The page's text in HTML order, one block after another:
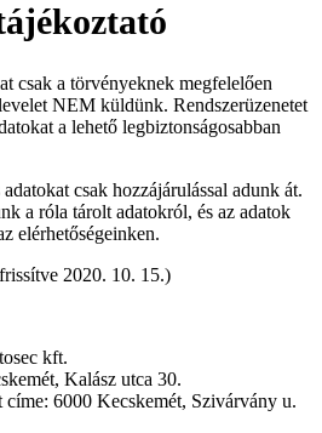
csak a törvényeknek megfelelően
NEM küldünk. Rendszerüzenetet
a lehető legbiztonságosabban
csak hozzájárulással adunk át.
a róla tárolt adatokról, és az adatok
elérhetőségeinken.
2020. 10. 15.)
kft.
Kalász utca 30.
6000 Kecskemét, Szivárvány u.